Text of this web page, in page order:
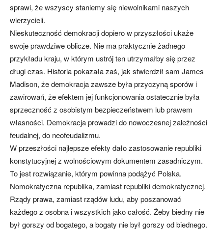
sprawi, że wszyscy staniemy się niewolnikami naszych
wierzycieli.
Nieskuteczność demokracji dopiero w przyszłości ukaże
swoje prawdziwe oblicze. Nie ma praktycznie żadnego
przykładu kraju, w którym ustrój ten utrzymałby się przez
długi czas. Historia pokazała zaś, jak stwierdził sam James
Madison, że demokracja zawsze była przyczyną sporów i
zawirowań, że efektem jej funkcjonowania ostatecznie była
sprzeczność z osobistym bezpieczeństwem lub prawem
własności. Demokracja prowadzi do nowoczesnej zależności
feudalnej, do neofeudalizmu.
W przeszłości najlepsze efekty dało zastosowanie republiki
konstytucyjnej z wolnościowym dokumentem zasadniczym.
To jest rozwiązanie, którym powinna podążyć Polska.
Nomokratyczna republika, zamiast republiki demokratycznej.
Rządy prawa, zamiast rządów ludu, aby poszanować
każdego z osobna i wszystkich jako całość. Żeby biedny nie
był gorszy od bogatego, a bogaty nie był gorszy od biednego.